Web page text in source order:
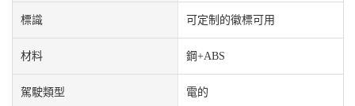
標識 可定制的徽標可用
材料 鋼+ABS
駕駛類型 電的